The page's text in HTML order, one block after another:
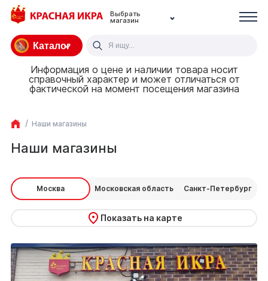
Выбрать
магазин
Каталог
Информация о цене и наличии товара носит
справочный характер и может отличаться от
фактической на момент посещения магазина
Наши магазины
Наши магазины
Москва Московская область Санкт-Петербург
Показать на карте